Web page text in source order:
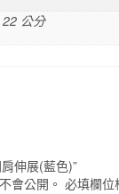
公分
伸展(藍色)”
會公開。 必填欄位